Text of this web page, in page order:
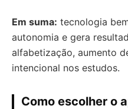
Em suma: tecnologia
autonomia e gera
alfabetização, aumento
intencional nos estudos.
Como escolher o